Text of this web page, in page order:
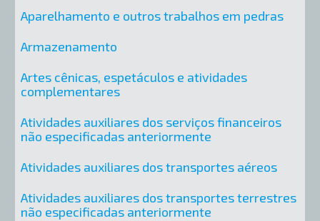
Aparelhamento e outros trabalhos em pedras
Armazenamento
Artes cênicas, espetáculos e atividades
complementares
Atividades auxiliares dos serviços financeiros
não especificadas anteriormente
Atividades auxiliares dos transportes aéreos
Atividades auxiliares dos transportes terrestres
não especificadas anteriormente